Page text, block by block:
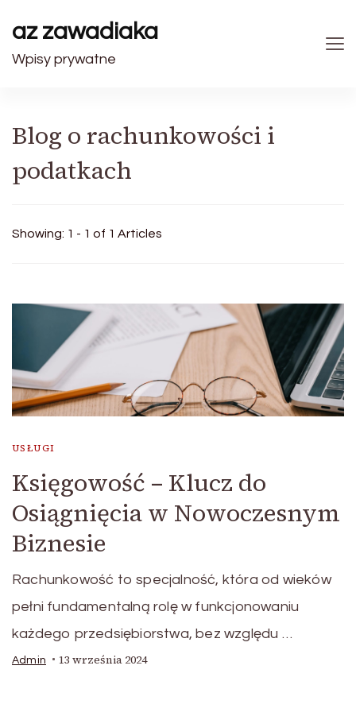
az zawadiaka
Wpisy prywatne
Blog o rachunkowości i
podatkach
Showing: 1 - 1 of 1 Articles
USŁUGI
Księgowość – Klucz do
Osiągnięcia w Nowoczesnym
Biznesie
Rachunkowość to specjalność, która od wieków
pełni fundamentalną rolę w funkcjonowaniu
każdego przedsiębiorstwa, bez względu …
Admin 13 września 2024